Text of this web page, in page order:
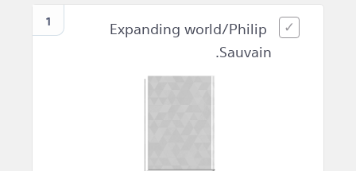
1
Expanding world/Philip
Sauvain.